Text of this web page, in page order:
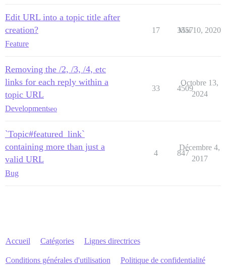
Edit URL into a topic title after
creation?
Feature
17 3557
Mai 10, 2020
Removing the /2, /3, /4, etc
links for each reply within a
topic URL
Developmentseo
33 4509
Octobre 13,
2024
`Topic#featured_link`
containing more than just a
valid URL
Bug
4 847
Décembre 4,
2017
Accueil Catégories Lignes directrices
Conditions générales d'utilisation Politique de confidentialité